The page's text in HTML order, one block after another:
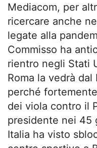
Mediacom, per
ricercare anche
legate alla
Commisso ha
rientro negli Stati
Roma la vedrà
perché
dei viola contro il
presidente nei 45
Italia ha visto